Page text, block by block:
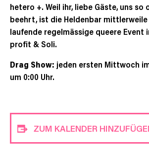
hetero +. Weil ihr, liebe Gäste, uns so
beehrt, ist die Heldenbar
laufende regelmässige queere Event
profit & Soli.
Drag Show: jeden ersten Mittwoch
um 0:00 Uhr.
ZUM KALENDER